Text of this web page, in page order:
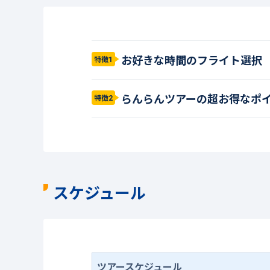
特徴1 お好きな時間のフライト選択
特徴2 らんらんツアーの超お得なポ
スケジュール
ツアースケジュール